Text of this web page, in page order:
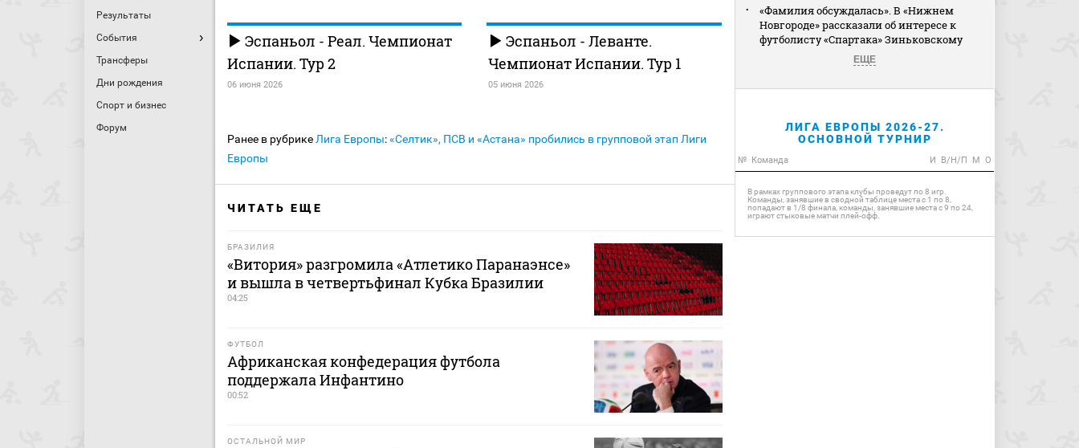
Результаты
События
Трансферы
Дни рождения
Спорт и бизнес
Форум
Эспаньол - Реал. Чемпионат
Испании. Тур 2
06 июня 2026
Эспаньол - Леванте.
Чемпионат Испании. Тур 1
05 июня 2026
Ранее в рубрике Лига Европы:«Селтик», ПСВ и «Астана» пробились в групповой этап Лиги
Европы
ЧИТАТЬ ЕЩЕ
БРАЗИЛИЯ
«Витория» разгромила «Атлетико Паранаэнсе»
и вышла в четвертьфинал Кубка Бразилии
04:25
ФУТБОЛ
Африканская конфедерация футбола
поддержала Инфантино
00:52
ОСТАЛЬНОЙ МИР
«Фамилия обсуждалась». В «Нижнем
Новгороде» рассказали об интересе к
футболисту «Спартака» Зиньковскому
ЕЩЕ
ЛИГА ЕВРОПЫ 2026-27.
ОСНОВНОЙ ТУРНИР
№ Команда И В/Н/П М О
В рамках группового этапа клубы проведут по 8 игр.
Команды, занявшие в сводной таблице места с 1 по 8,
попадают в 1/8 финала, команды, занявшие места с 9 по 24,
играют стыковые матчи плей-офф.